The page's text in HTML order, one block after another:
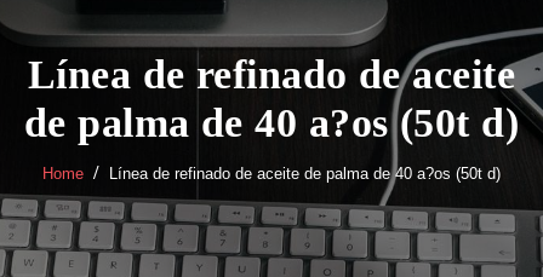
Línea de refinado de aceite
de palma de 40 a?os (50t d)
Home Línea de refinado de aceite de palma de 40 a?os (50t d)